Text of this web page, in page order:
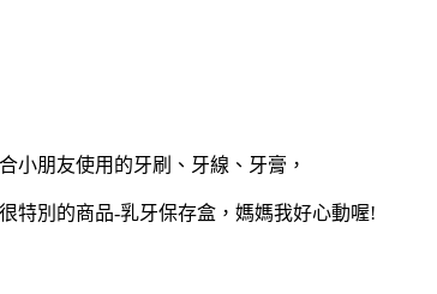
小朋友使用的牙刷、牙線、牙膏，
特別的商品-乳牙保存盒，媽媽我好心動喔!